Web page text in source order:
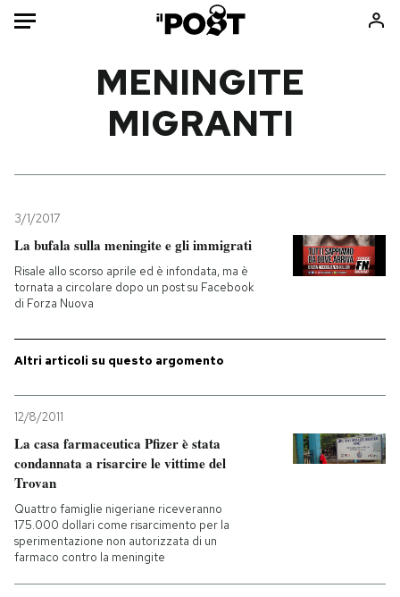
Mondo
Tecnologia
Internet
Scienza
Cultura
Sport
Libri
Ok Boomer!
Media
PODCAST
I MIEI PREFERITI
MENINGITE
MIGRANTI
3/1/2017
La bufala sulla meningite e gli immigrati
Risale allo scorso aprile ed è infondata, ma è
tornata a circolare dopo un post su Facebook
di Forza Nuova
Altri articoli su questo argomento
12/8/2011
La casa farmaceutica Pfizer è stata
condannata a risarcire le vittime del
Trovan
Quattro famiglie nigeriane riceveranno
175.000 dollari come risarcimento per la
sperimentazione non autorizzata di un
farmaco contro la meningite